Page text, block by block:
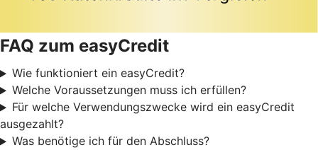
FAQ zum easyCredit
Wie funktioniert ein easyCredit?
Welche Voraussetzungen muss ich erfüllen?
Für welche Verwendungszwecke wird ein easyCredit
ausgezahlt?
Was benötige ich für den Abschluss?